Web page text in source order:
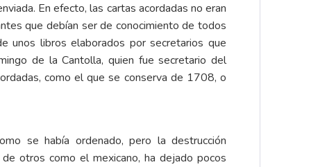
En efecto, las cartas acordadas no eran
que debían ser de conocimiento de todos
unos libros elaborados por secretarios que
de la Cantolla, quien fue secretario del
como el que se conserva de 1708, o
se había ordenado, pero la destrucción
otros como el mexicano, ha dejado pocos